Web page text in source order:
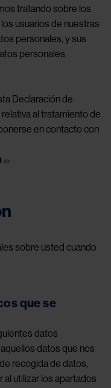
tratando sobre los
usuarios de nuestras
personales, y sus
personales
Declaración de
al tratamiento de
en contacto con
sobre usted cuando
que se
datos
datos que nos
recogida de datos,
al utilizar los apartados